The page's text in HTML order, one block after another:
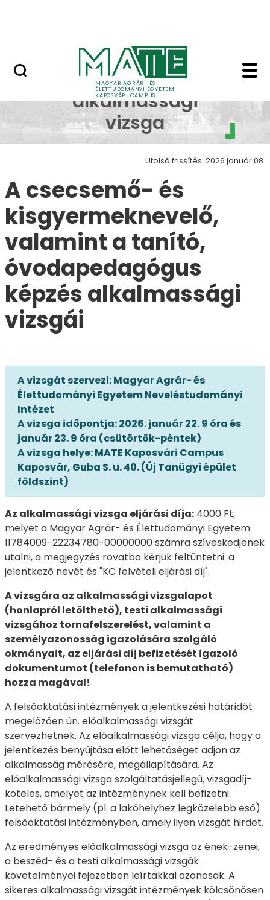
MAGYAR AGRÁR- ÉS
ÉLETTUDOMÁNYI EGYETEM
KAPOSVÁRI CAMPUS
Előalkalmassági,
Előalkalmassági,
alkalmassági
vizsga
Utolsó frissítés: 2026 január 08.
A csecsemő- és
kisgyermeknevelő,
valamint a tanító,
óvodapedagógus
képzés alkalmassági
vizsgái
A vizsgát szervezi: Magyar Agrár- és
Élettudományi Egyetem Neveléstudományi
Intézet
A vizsga időpontja: 2026. január 22. 9 óra és
január 23. 9 óra (csütörtök-péntek)
A vizsga helye: MATE Kaposvári Campus
Kaposvár, Guba S. u. 40. (Új Tanügyi épület
földszint)
Az alkalmassági vizsga eljárási díja: 4000 Ft,
melyet a Magyar Agrár- és Élettudományi Egyetem
11784009-22234780-00000000 számra szíveskedjenek
utalni, a megjegyzés rovatba kérjük feltüntetni: a
jelentkező nevét és "KC felvételi eljárási díj".
A vizsgára az alkalmassági vizsgalapot
(honlapról letölthető), testi alkalmassági
vizsgához tornafelszerelést, valamint a
személyazonosság igazolására szolgáló
okmányait, az eljárási díj befizetését igazoló
dokumentumot (telefonon is bemutatható)
hozza magával!
A felsőoktatási intézmények a jelentkezési határidőt
megelőzően ún. előalkalmassági vizsgát
szervezhetnek. Az előalkalmassági vizsga célja, hogy a
jelentkezés benyújtása előtt lehetőséget adjon az
alkalmasság mérésére, megállapítására. Az
előalkalmassági vizsga szolgáltatásjellegű, vizsgadíj-
köteles, amelyet az intézménynek kell befizetni.
Letehető bármely (pl. a lakóhelyhez legközelebb eső)
felsőoktatási intézményben, amely ilyen vizsgát hirdet.
Az eredményes előalkalmassági vizsga az ének-zenei,
a beszéd- és a testi alkalmassági vizsgák
követelményei fejezetben leírtakkal azonosak. A
sikeres alkalmassági vizsgát intézmények kölcsönösen